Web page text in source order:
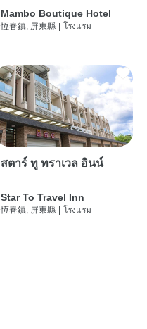
Mambo Boutique Hotel
恆春鎮, 屏東縣 โรงแรม
สตาร์ ทู ทราเวล อินน์
Star To Travel Inn
恆春鎮, 屏東縣 โรงแรม